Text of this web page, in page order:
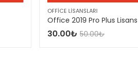
OFFICE LISANSLARI
Office 2019 Pro Plus Lisans
30.00₺ 50.00₺